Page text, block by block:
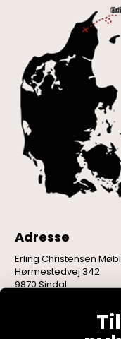
Adresse
Erling Christensen
Hørmestedvej 342
9870 Sindal